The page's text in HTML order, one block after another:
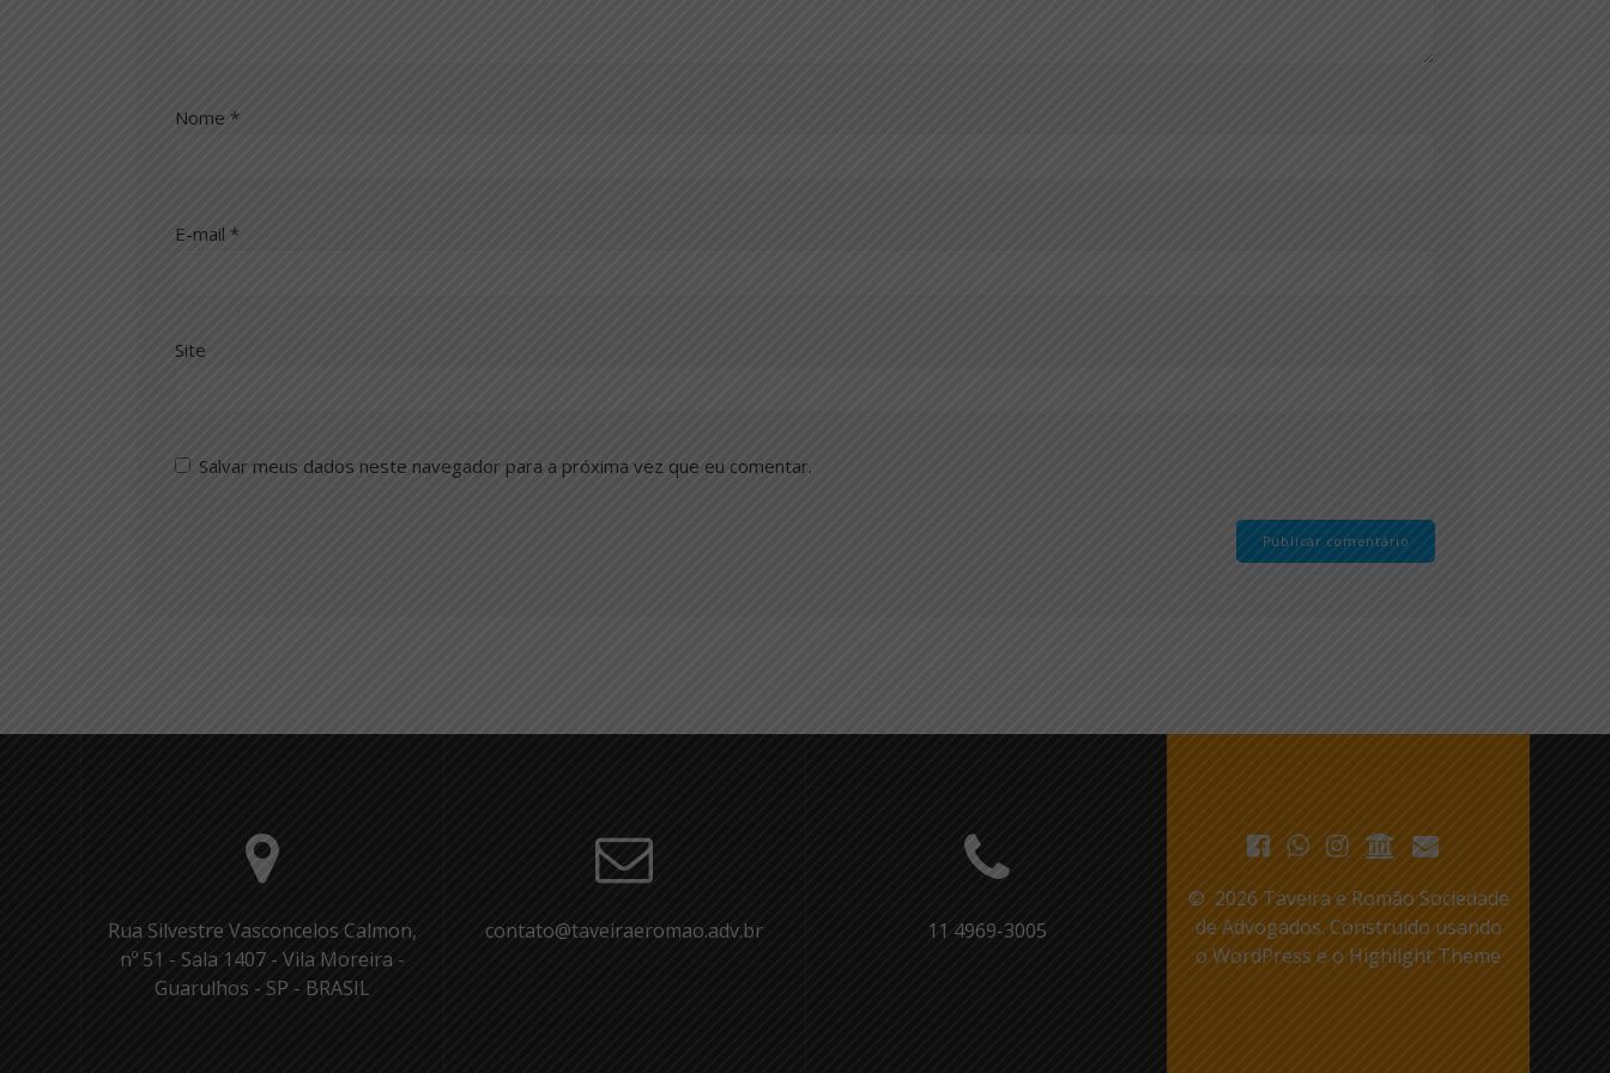
Nome*
E-mail*
Site
Salvar meus dados neste navegador para a próxima vez que eu comentar.
Rua Silvestre Vasconcelos Calmon,
nº 51 - Sala 1407 - Vila Moreira -
Guarulhos - SP - BRASIL
contato@taveiraeromao.adv.br 11 4969-3005
© 2026 Taveira e Romão Sociedade
de Advogados. Construído usando
o WordPress e o Highlight Theme